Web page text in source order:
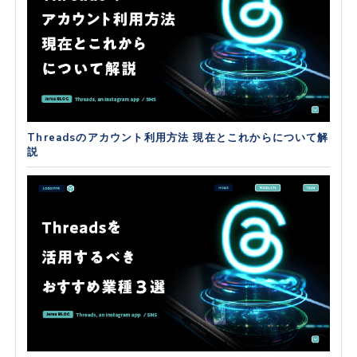
Threadsのアカウント利用方法 現在とこれからについて解
説